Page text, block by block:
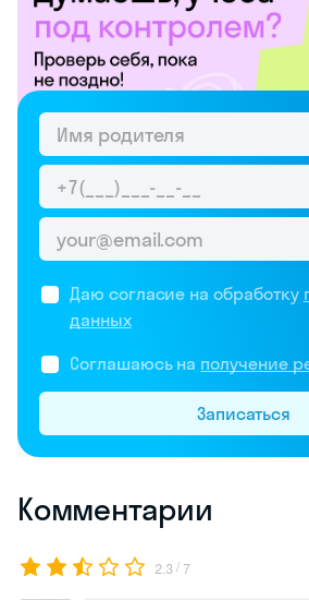
Даю согласие на обработку
данных
Соглашаюсь на получение
Записаться
Комментарии
2.3/ 7